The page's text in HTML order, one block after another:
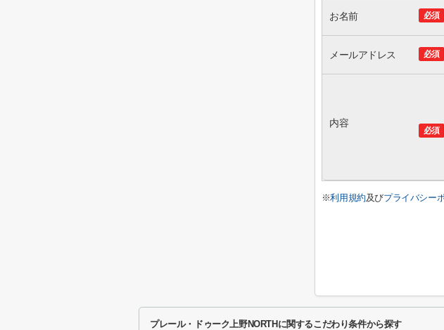
必須
お名前
必須
メールアドレス
必須
内容
※利用規約及びプライバシー
プレール・ドゥーク上野NORTHに関するこだわり条件から探す